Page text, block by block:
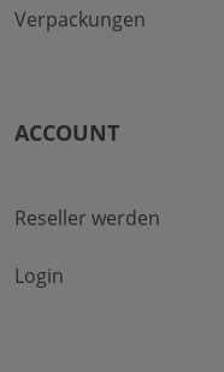
Verpackungen
ACCOUNT
Reseller werden
Login